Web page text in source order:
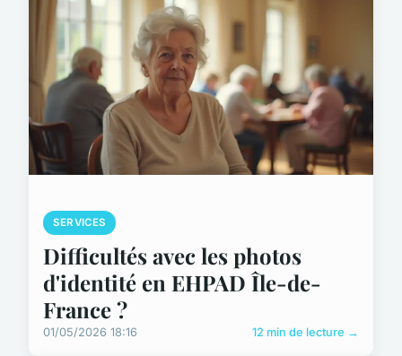
SERVICES
Difficultés avec les photos
d'identité en EHPAD Île-de-
France ?
01/05/2026 18:16 12 min de lecture →